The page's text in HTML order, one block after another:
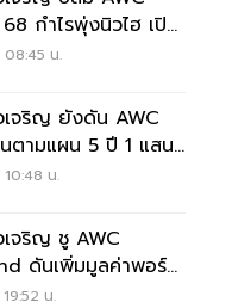
เปิด
ารใหม่
น.
เจริญ ยังดัน AWC
ตามแผน 5 ปี 1 แสน
น.
เจริญ ชู AWC
ดันเพิ่มมูลค่าพอร์ต
นล้าน
น.